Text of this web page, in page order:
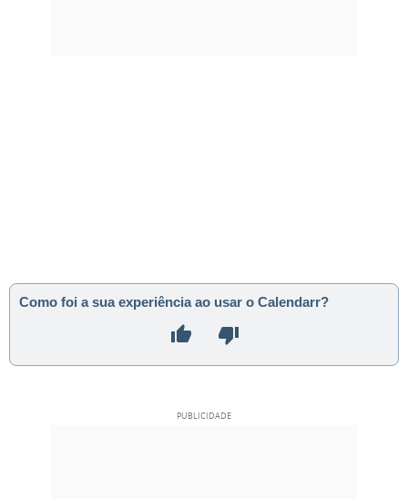
Como foi a sua experiência ao usar o Calendarr?